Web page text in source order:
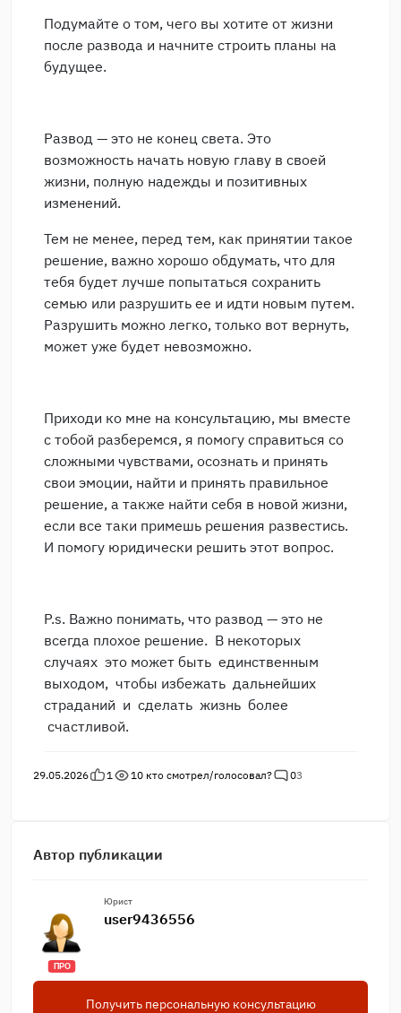
Подумайте о том, чего вы хотите от жизни
после развода и начните строить планы на
будущее.
Развод — это не конец света. Это
возможность начать новую главу в своей
жизни, полную надежды и позитивных
изменений.
Тем не менее, перед тем, как принятии такое
решение, важно хорошо обдумать, что для
тебя будет лучше попытаться сохранить
семью или разрушить ее и идти новым путем.
Разрушить можно легко, только вот вернуть,
может уже будет невозможно.
Приходи ко мне на консультацию, мы вместе
с тобой разберемся, я помогу справиться со
сложными чувствами, осознать и принять
свои эмоции, найти и принять правильное
решение, а также найти себя в новой жизни,
если все таки примешь решения развестись.
И помогу юридически решить этот вопрос.
P.s. Важно понимать, что развод — это не
всегда плохое решение. В некоторых
случаях это может быть единственным
выходом, чтобы избежать дальнейших
страданий и сделать жизнь более
счастливой.
29.05.2026 1 10 кто смотрел/голосовал? 03
Автор публикации
ПРО
Юрист
user9436556
Получить персональную консультацию